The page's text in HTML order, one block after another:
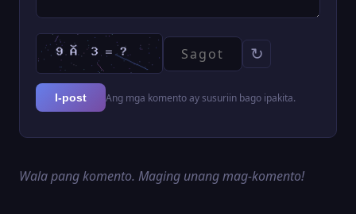
↻
I-post Ang mga komento ay susuriin bago ipakita.
Wala pang komento. Maging unang mag-komento!